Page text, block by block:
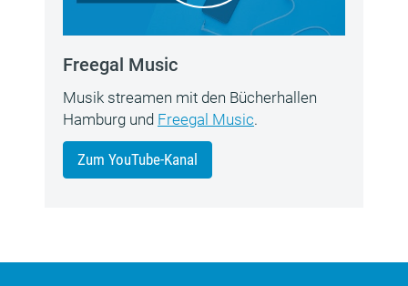
Freegal Music
Musik streamen mit den Bücherhallen
Hamburg und Freegal Music.
Zum YouTube-Kanal